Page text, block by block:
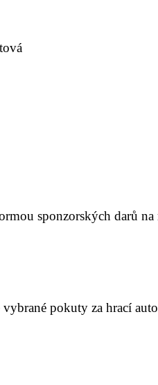
sponzorských darů na
pokuty za hrací